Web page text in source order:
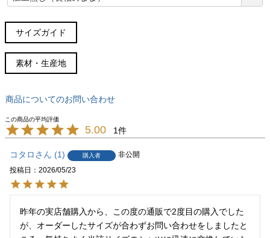
必
サイズガイド
サイズ
(S～M)
38
(M)
39
(M～L)
104 100
40
41
113 108 51 82 66
素材・生産地
商品についてのお問い合わせ
5.00 1
コタロ 1 購入者
非公開
投稿日
2026/05/23
昨年の実店舗購入から、この度の通販で2度目の購入でした
が、オーダーしたサイズが合わずお問い合わせをしましたと